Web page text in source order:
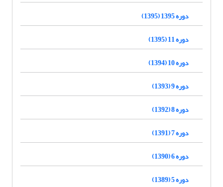
دوره 1395 (1395)
دوره 11 (1395)
دوره 10 (1394)
دوره 9 (1393)
دوره 8 (1392)
دوره 7 (1391)
دوره 6 (1390)
دوره 5 (1389)